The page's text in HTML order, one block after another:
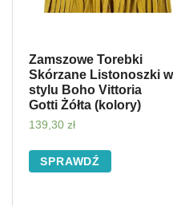
Zamszowe Torebki
Skórzane Listonoszki w
stylu Boho Vittoria
Gotti Żółta (kolory)
139,30 zł
SPRAWDŹ